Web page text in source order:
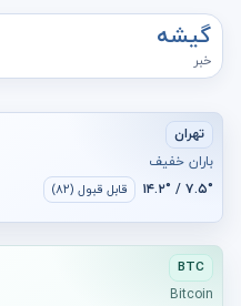
گیشه
خبر
تهران
باران خفیف
۷.۵° / ۱۴.۲° قابل قبول (۸۲)
BTC
Bitcoin